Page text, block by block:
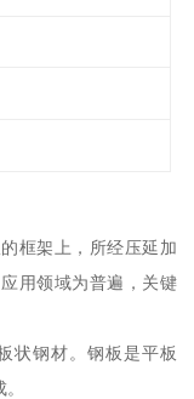
框架上，所经压延加
用领域为普遍，关键
状钢材。钢板是平板